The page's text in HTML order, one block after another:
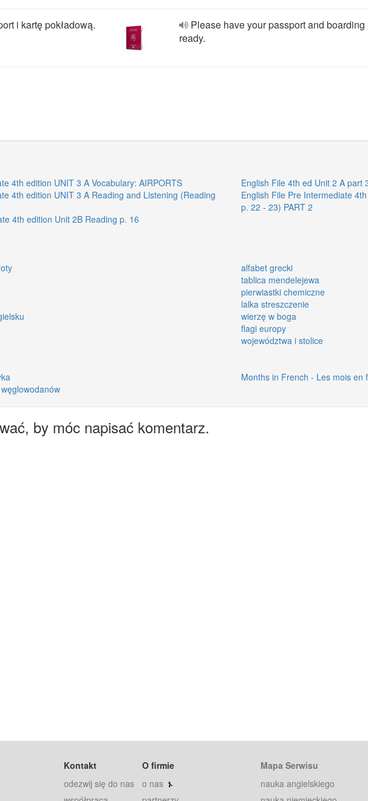
i kartę pokładową.
Please have your passport and boarding
ready.
4th edition UNIT 3 A Vocabulary: AIRPORTS
English File 4th ed Unit 2 A part
4th edition UNIT 3 A Reading and Listening (Reading
English File Pre Intermediate
p. 22 - 23) PART 2
4th edition Unit 2B Reading p. 16
alfabet grecki
tablica mendelejewa
pierwiastki chemiczne
lalka streszczenie
wierzę w boga
flagi europy
województwa i stolice
Months in French - Les mois en
by móc napisać komentarz.
Kontakt
odezwij się do nas
O firmie
o nas
Mapa Serwisu
nauka angielskiego